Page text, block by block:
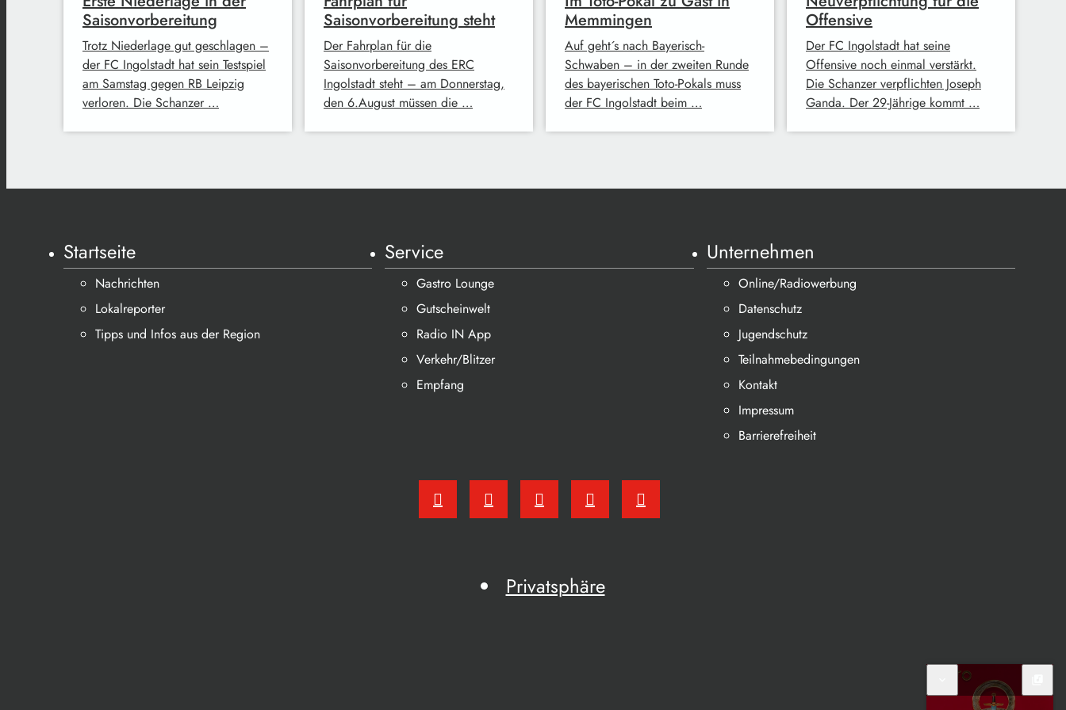
Saisonvorbereitung
Trotz Niederlage gut geschlagen –
der FC Ingolstadt hat sein Testspiel
am Samstag gegen RB Leipzig
verloren. Die Schanzer …
Saisonvorbereitung steht
Der Fahrplan für die
Saisonvorbereitung des ERC
Ingolstadt steht – am Donnerstag,
den 6.August müssen die …
Memmingen
Auf geht´s nach Bayerisch-
Schwaben – in der zweiten Runde
des bayerischen Toto-Pokals muss
der FC Ingolstadt beim …
Offensive
Der FC Ingolstadt hat seine
Offensive noch einmal verstärkt.
Die Schanzer verpflichten Joseph
Ganda. Der 29-Jährige kommt …
Startseite
Nachrichten
Lokalreporter
Tipps und Infos aus der Region
Service
Gastro Lounge
Gutscheinwelt
Radio IN App
Verkehr/Blitzer
Empfang
Unternehmen
Online/Radiowerbung
Datenschutz
Jugendschutz
Teilnahmebedingungen
Kontakt
Impressum
Barrierefreiheit
Privatsphäre